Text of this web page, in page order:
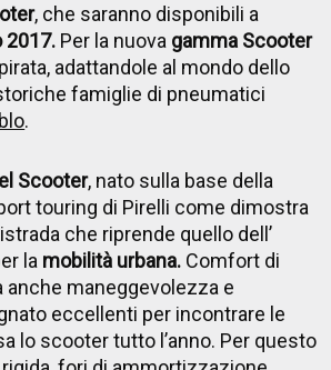
, che saranno disponibili a
2017. Per la nuova gamma Scooter
adattandole al mondo dello
famiglie di pneumatici
.
Scooter, nato sulla base della
touring di Pirelli come dimostra
che riprende quello dell’
la mobilità urbana. Comfort di
anche maneggevolezza e
eccellenti per incontrare le
lo scooter tutto l’anno. Per questo